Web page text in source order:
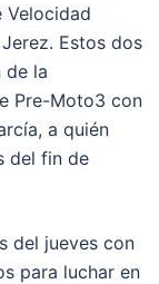
Velocidad
Estos dos
de la
Pre-Moto3 con
a quién
del fin de
del jueves con
para luchar en